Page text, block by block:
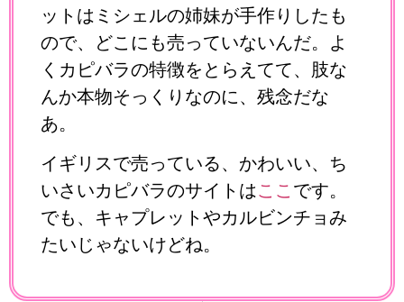
ットはミシェルの姉妹が手作りしたも
ので、どこにも売っていないんだ。よ
くカピバラの特徴をとらえてて、肢な
んか本物そっくりなのに、残念だな
あ。
イギリスで売っている、かわいい、ち
いさいカピバラのサイトは ここ です。
でも、キャプレットやカルビンチョみ
たいじゃないけどね。